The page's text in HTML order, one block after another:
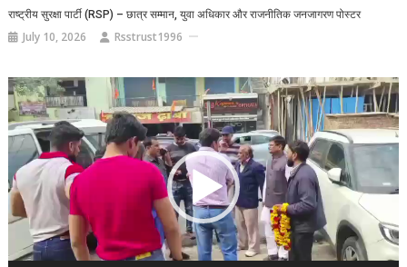
राष्ट्रीय सुरक्षा पार्टी (RSP) – छात्र सम्मान, युवा अधिकार और राजनीतिक जनजागरण पोस्टर
July 10, 2026 Rsstrust1996
Video
Player